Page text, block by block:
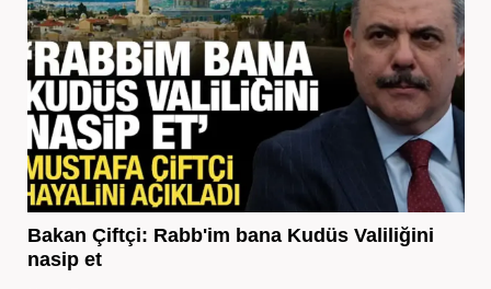
Bakan Çiftçi: Rabb'im bana Kudüs Valiliğini
nasip et